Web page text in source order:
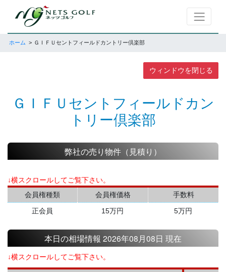
ホーム ＧＩＦＵセントフィールドカントリー倶楽部
ウィンドウを閉じる
ＧＩＦＵセントフィールドカン
トリー倶楽部
弊社の売り物件（見積り）
↓横スクロールしてご覧下さい。
会員権種類
会員権価格
手数料
正会員
15万円 5万円
本日の相場情報 2026年08月08日 現在
↓横スクロールしてご覧下さい。